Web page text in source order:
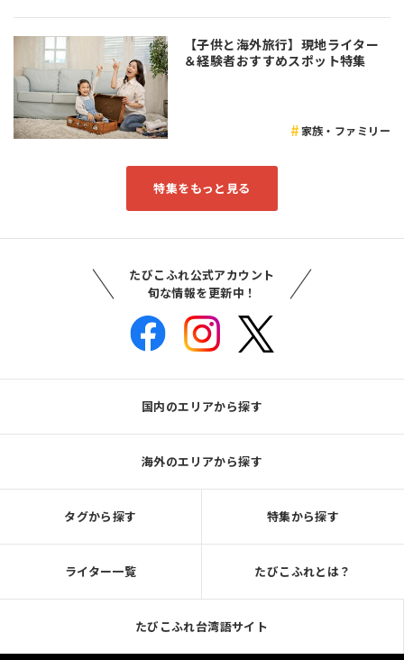
【子供と海外旅行】現地ライター
＆経験者おすすめスポット特集
家族・ファミリー
特集をもっと見る
たびこふれ公式アカウント
旬な情報を更新中！
国内のエリアから探す
海外のエリアから探す
タグから探す 特集から探す
ライター一覧 たびこふれとは？
たびこふれ台湾語サイト